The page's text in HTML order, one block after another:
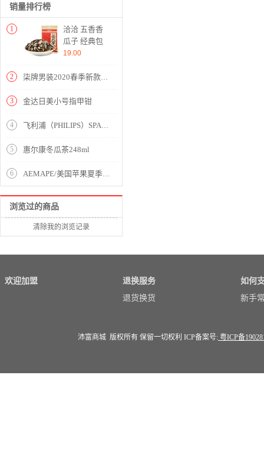
销量排行榜
1
洽洽 五香香
瓜子 经典包
装葵花籽 休
308g
19.00
2 柒牌男装2020春季新款商务休闲毛料西裤男士办公纯色直筒长裤子118JH72030 浅灰05 32
3 金达日美小号指甲钳
4 飞利浦（PHILIPS）SPA2100 音箱音响台式电脑手机多媒体笔记本低音炮音响便携迷你游戏收钱吧上课用音响
5 惠尔康冬瓜茶248ml
6 AEMAPE/美国苹果夏季西服套装男修身中袖小西装一套时尚休闲七分袖外套气质男装潮 926灰色套装(送T恤) XL 120-135斤
浏览过的商品
清除我的浏览记录
欢迎加盟
退换服务
退货换货
如何
新手
沛富商城 版权所有 保留一切权利 ICP备案号: 粤ICP备